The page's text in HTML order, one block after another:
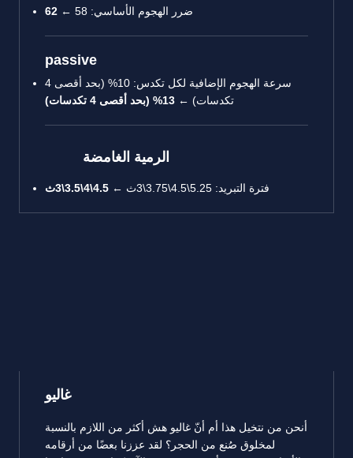
ضرر الهجوم الأساسي: 58 ←
passive
سرعة الهجوم الإضافية لكل تكدس: 10% (بحد أقصى 4
تكدسات) ←
الرمية الغامضة
فترة التبريد: 5.25\4.5\3.75\3ث ←
غاليو
أنحن من نتخيل هذا أم أنّ غاليو هش أكثر من اللازم بالنسبة
لمخلوق صُنع من الحجر؟ لقد عززنا بعضًا من أرقامه